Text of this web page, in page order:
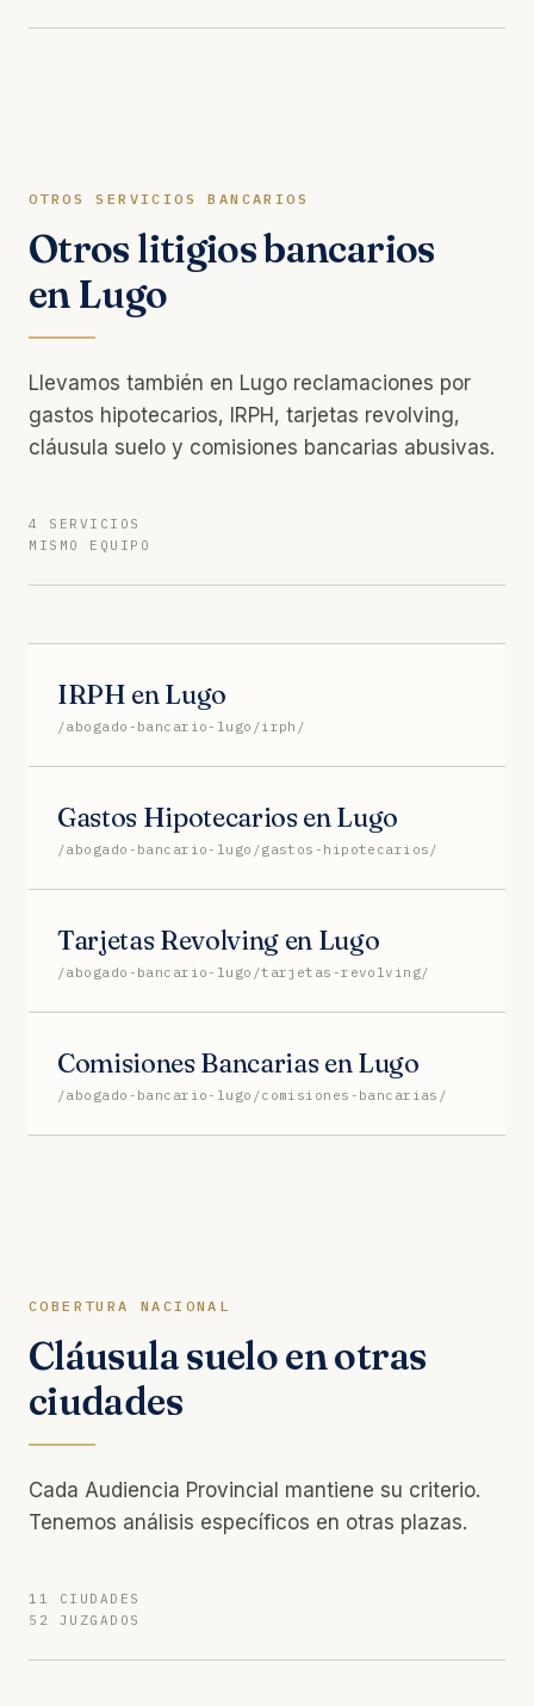
OTROS SERVICIOS BANCARIOS
Otros litigios bancarios
en Lugo
Llevamos también en Lugo reclamaciones por
gastos hipotecarios, IRPH, tarjetas revolving,
cláusula suelo y comisiones bancarias abusivas.
4 SERVICIOS
MISMO EQUIPO
IRPH en Lugo
/abogado-bancario-lugo/irph/
Gastos Hipotecarios en Lugo
/abogado-bancario-lugo/gastos-hipotecarios/
Tarjetas Revolving en Lugo
/abogado-bancario-lugo/tarjetas-revolving/
Comisiones Bancarias en Lugo
/abogado-bancario-lugo/comisiones-bancarias/
COBERTURA NACIONAL
Cláusula suelo en otras
ciudades
Cada Audiencia Provincial mantiene su criterio.
Tenemos análisis específicos en otras plazas.
11 CIUDADES
52 JUZGADOS